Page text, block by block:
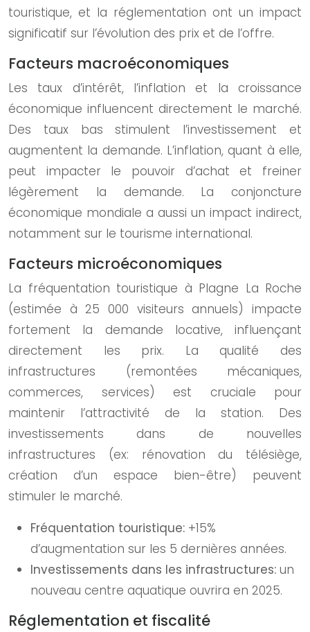
touristique, et la réglementation ont un impact
significatif sur l’évolution des prix et de l’offre.
Facteurs macroéconomiques
Les taux d’intérêt, l’inflation et la croissance
économique influencent directement le marché.
Des taux bas stimulent l’investissement et
augmentent la demande. L’inflation, quant à elle,
peut impacter le pouvoir d’achat et freiner
légèrement la demande. La conjoncture
économique mondiale a aussi un impact indirect,
notamment sur le tourisme international.
Facteurs microéconomiques
La fréquentation touristique à Plagne La Roche
(estimée à 25 000 visiteurs annuels) impacte
fortement la demande locative, influençant
directement les prix. La qualité des
infrastructures (remontées mécaniques,
commerces, services) est cruciale pour
maintenir l’attractivité de la station. Des
investissements dans de nouvelles
infrastructures (ex: rénovation du télésiège,
création d’un espace bien-être) peuvent
stimuler le marché.
Fréquentation touristique: +15%
d’augmentation sur les 5 dernières années.
Investissements dans les infrastructures: un
nouveau centre aquatique ouvrira en 2025.
Réglementation et fiscalité